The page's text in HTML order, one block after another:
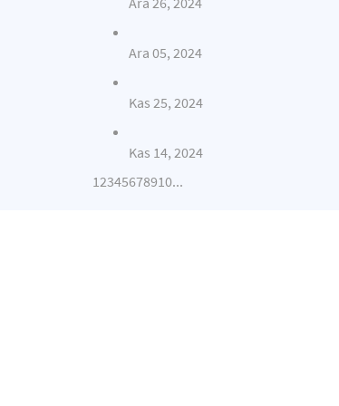
Ara 05, 2024
Kas 25, 2024
Kas 14, 2024
12345678910...